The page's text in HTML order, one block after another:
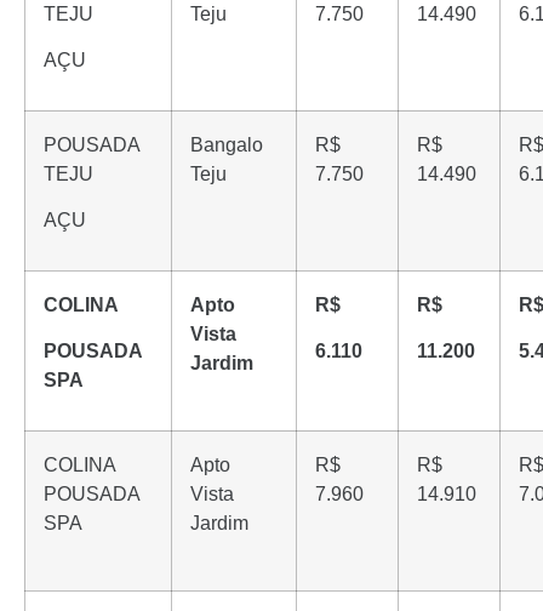
TEJU
AÇU
Teju
7.750
14.490
POUSADA
TEJU
AÇU
Bangalo
Teju
R$
7.750
R$
14.490
R$
COLINA
POUSADA
SPA
Apto
Vista
Jardim
R$
6.110
R$
11.200
COLINA
POUSADA
SPA
Apto
Vista
Jardim
R$
7.960
R$
14.910
R$